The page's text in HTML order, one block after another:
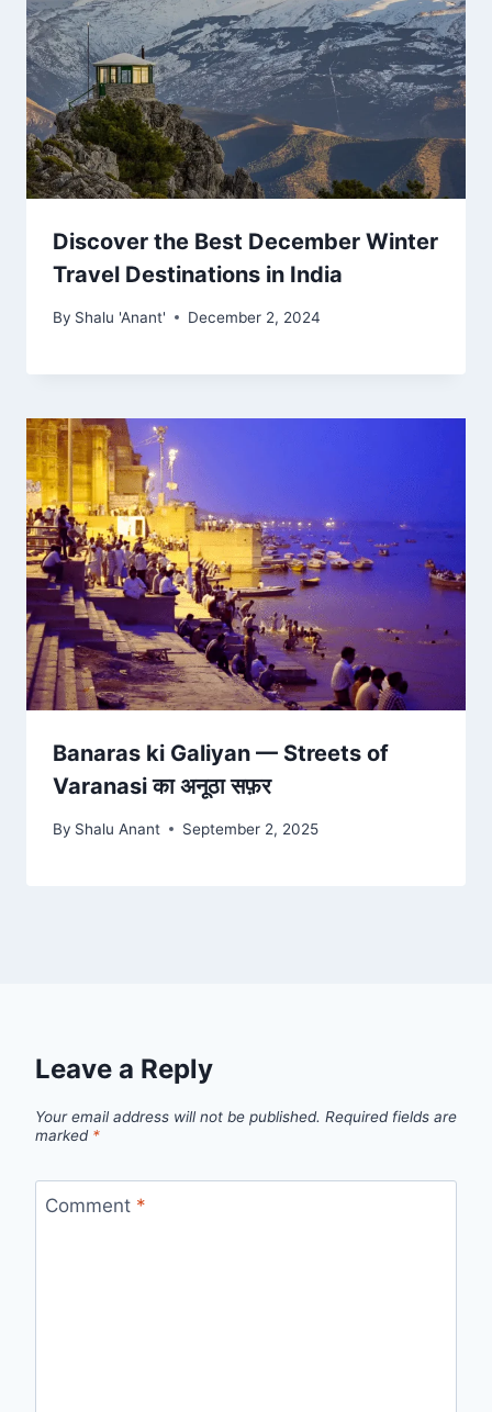
Discover the Best December Winter
Travel Destinations in India
By Shalu 'Anant' December 2, 2024
Banaras ki Galiyan — Streets of
Varanasi का अनूठा सफ़र
By Shalu Anant September 2, 2025
Leave a Reply
Your email address will not be published. Required fields are
marked *
Comment *